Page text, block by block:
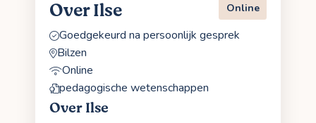
Over Ilse Online
Goedgekeurd na persoonlijk gesprek
Bilzen
Online
pedagogische wetenschappen
Over Ilse